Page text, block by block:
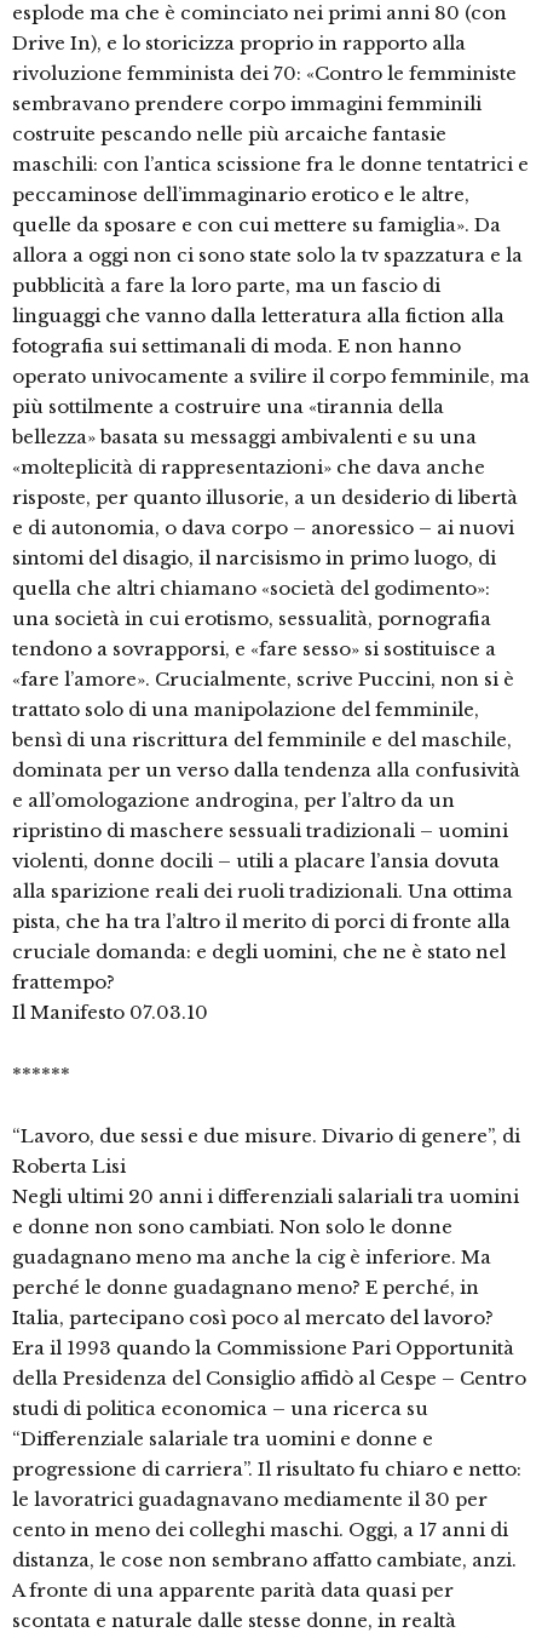
esplode ma che è cominciato nei primi anni 80 (con
Drive In), e lo storicizza proprio in rapporto alla
rivoluzione femminista dei 70: «Contro le femministe
sembravano prendere corpo immagini femminili
costruite pescando nelle più arcaiche fantasie
maschili: con l’antica scissione fra le donne tentatrici e
peccaminose dell’immaginario erotico e le altre,
quelle da sposare e con cui mettere su famiglia». Da
allora a oggi non ci sono state solo la tv spazzatura e la
pubblicità a fare la loro parte, ma un fascio di
linguaggi che vanno dalla letteratura alla fiction alla
fotografia sui settimanali di moda. E non hanno
operato univocamente a svilire il corpo femminile, ma
più sottilmente a costruire una «tirannia della
bellezza» basata su messaggi ambivalenti e su una
«molteplicità di rappresentazioni» che dava anche
risposte, per quanto illusorie, a un desiderio di libertà
e di autonomia, o dava corpo – anoressico – ai nuovi
sintomi del disagio, il narcisismo in primo luogo, di
quella che altri chiamano «società del godimento»:
una società in cui erotismo, sessualità, pornografia
tendono a sovrapporsi, e «fare sesso» si sostituisce a
«fare l’amore». Crucialmente, scrive Puccini, non si è
trattato solo di una manipolazione del femminile,
bensì di una riscrittura del femminile e del maschile,
dominata per un verso dalla tendenza alla confusività
e all’omologazione androgina, per l’altro da un
ripristino di maschere sessuali tradizionali – uomini
violenti, donne docili – utili a placare l’ansia dovuta
alla sparizione reali dei ruoli tradizionali. Una ottima
pista, che ha tra l’altro il merito di porci di fronte alla
cruciale domanda: e degli uomini, che ne è stato nel
frattempo?
Il Manifesto 07.03.10
******
“Lavoro, due sessi e due misure. Divario di genere”, di
Roberta Lisi
Negli ultimi 20 anni i differenziali salariali tra uomini
e donne non sono cambiati. Non solo le donne
guadagnano meno ma anche la cig è inferiore. Ma
perché le donne guadagnano meno? E perché, in
Italia, partecipano così poco al mercato del lavoro?
Era il 1993 quando la Commissione Pari Opportunità
della Presidenza del Consiglio affidò al Cespe – Centro
studi di politica economica – una ricerca su
“Differenziale salariale tra uomini e donne e
progressione di carriera”. Il risultato fu chiaro e netto:
le lavoratrici guadagnavano mediamente il 30 per
cento in meno dei colleghi maschi. Oggi, a 17 anni di
distanza, le cose non sembrano affatto cambiate, anzi.
A fronte di una apparente parità data quasi per
scontata e naturale dalle stesse donne, in realtà